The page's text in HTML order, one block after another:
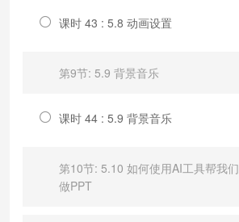
课时 43 : 5.8 动画设置
第9节: 5.9 背景音乐
课时 44 : 5.9 背景音乐
第10节: 5.10 如何使用AI工具帮我们
做PPT